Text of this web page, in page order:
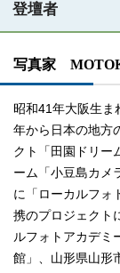
登壇者
写真家
昭和41年大阪生ま
年から日本の地方
クト「田園ドリー
ーム「小豆島カメ
に「ローカルフォ
携のプロジェクト
ルフォトアカデミ
館」、山形県山形